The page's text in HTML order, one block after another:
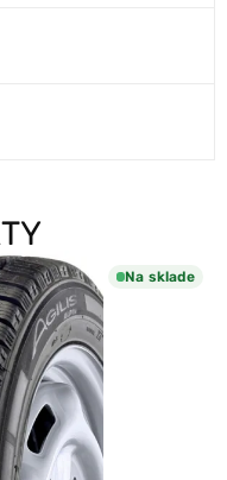
Na sklade